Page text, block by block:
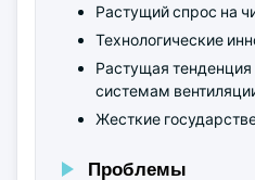
Растущий спрос на
Технологические
Растущая
системам
Жесткие
Проблемы